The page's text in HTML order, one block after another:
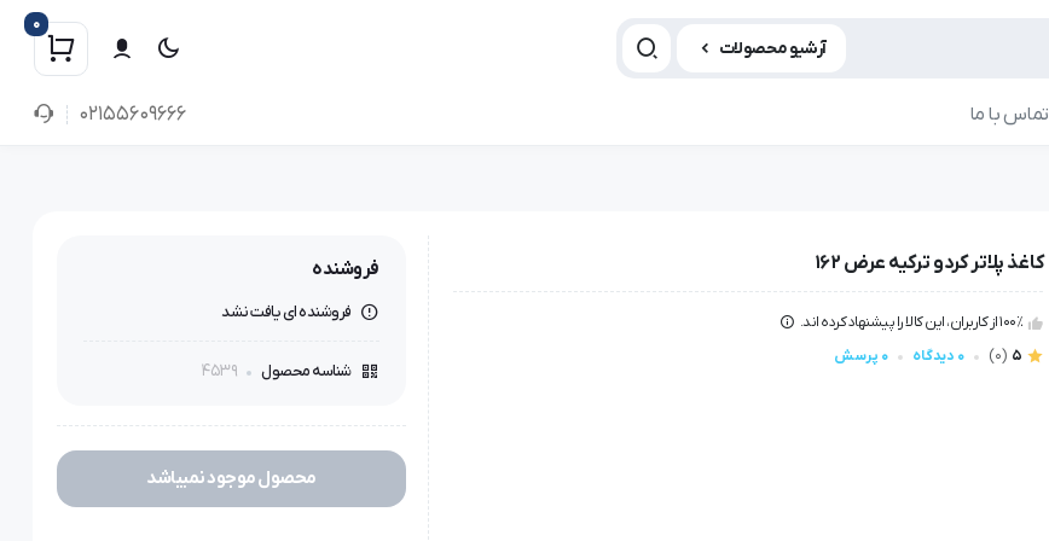
آرشیو محصولات
0
تماس با ما 02155609666
کاغذ پلاتر کردو ترکیه عرض ۱۶۲
100٪ از کاربران، این کالا را پیشنهاد کرده اند.
5
(0) 0 دیدگاه 0 پرسش
فروشنده
فروشنده ای یافت نشد
شناسه محصول 4539
محصول موجود نمیباشد